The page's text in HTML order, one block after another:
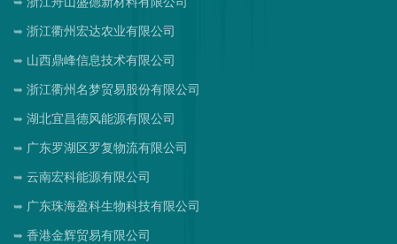
浙江衢州宏达农业有限公司
山西鼎峰信息技术有限公司
浙江衢州名梦贸易股份有限公司
湖北宜昌德风能源有限公司
广东罗湖区罗复物流有限公司
云南宏科能源有限公司
广东珠海盈科生物科技有限公司
香港金辉贸易有限公司